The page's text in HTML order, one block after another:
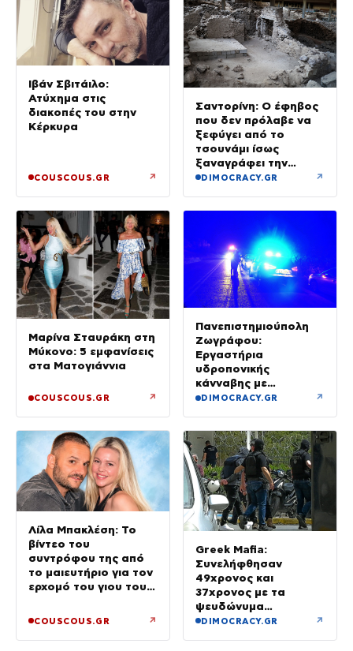
Ιβάν Σβιτάιλο:
Ατύχημα στις
διακοπές του στην
Κέρκυρα
COUSCOUS.GR ↗
Σαντορίνη: Ο έφηβος
που δεν πρόλαβε να
ξεφύγει από το
τσουνάμι ίσως
ξαναγράφει την
ιστορία της μινωικής
DIMOCRACY.GR ↗
Μαρίνα Σταυράκη στη
Μύκονο: 5 εμφανίσεις
στα Ματογιάννια
COUSCOUS.GR ↗
Πανεπιστημιούπολη
Ζωγράφου:
Εργαστήρια
υδροπονικής
κάνναβης με
προσδοκώμενο
Χειροπέδες σε τρία
άτομα
DIMOCRACY.GR ↗
Λίλα Μπακλέση: Το
βίντεο του
συντρόφου της από
το μαιευτήριο για τον
ερχομό του γιου τους
COUSCOUS.GR ↗
Greek Mafia:
Συνελήφθησαν
49χρονος και
37χρονος με τα
ψευδώνυμα
«πίτμπουλ» και
DIMOCRACY.GR ↗